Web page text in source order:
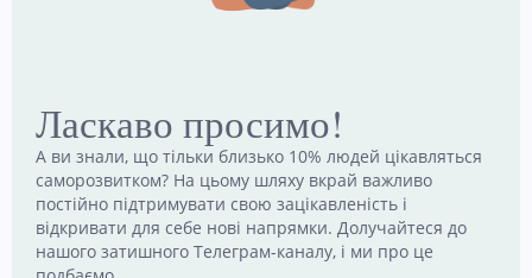
Telegram
Follow
me!
Email
Contact
me!
Ласкаво просимо!
А ви знали, що тільки близько 10% людей цікавляться
саморозвитком? На цьому шляху вкрай важливо
постійно підтримувати свою зацікавленість і
відкривати для себе нові напрямки. Долучайтеся до
нашого затишного Телеграм-каналу, і ми про це